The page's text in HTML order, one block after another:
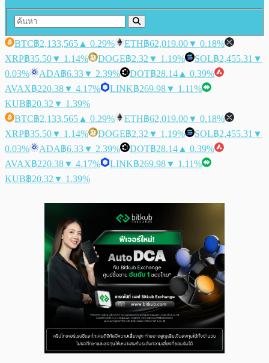
BTC฿2,133,565 ▲ 0.29% ETH฿62,019.00▼ 0.18%
XRP฿35.50▼ 1.14% DOGE฿2.32 ▼ 1.19% SOL฿2,455.31 ▼
0.03%
ADA฿6.33▼ 2.39% DOT฿28.14 ▲ 0.39%
AVAX฿220.38▼ 4.17% LINK฿269.98▼ 1.11%
KUB฿20.32 ▼ 1.39%
BTC฿2,133,565 ▲ 0.29% ETH฿62,019.00▼ 0.18%
XRP฿35.50▼ 1.14% DOGE฿2.32 ▼ 1.19% SOL฿2,455.31 ▼
0.03%
ADA฿6.33▼ 2.39% DOT฿28.14 ▲ 0.39%
AVAX฿220.38▼ 4.17% LINK฿269.98▼ 1.11%
KUB฿20.32 ▼ 1.39%